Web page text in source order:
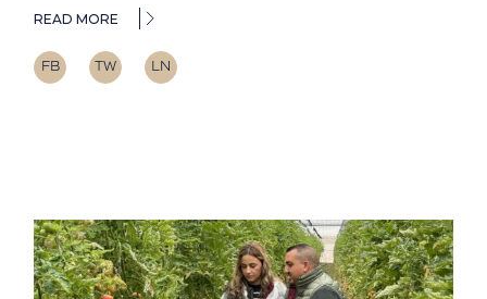
READ MORE
FB TW LN